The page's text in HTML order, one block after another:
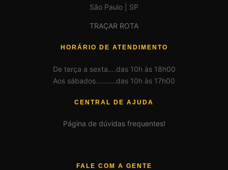
São Paulo | SP
TRAÇAR ROTA
HORÁRIO DE ATENDIMENTO
De terça a sexta….das 10h às 18h00
Aos sábados……….das 10h às 17h00
CENTRAL DE AJUDA
Página de dúvidas frequentes!
FALE COM A GENTE